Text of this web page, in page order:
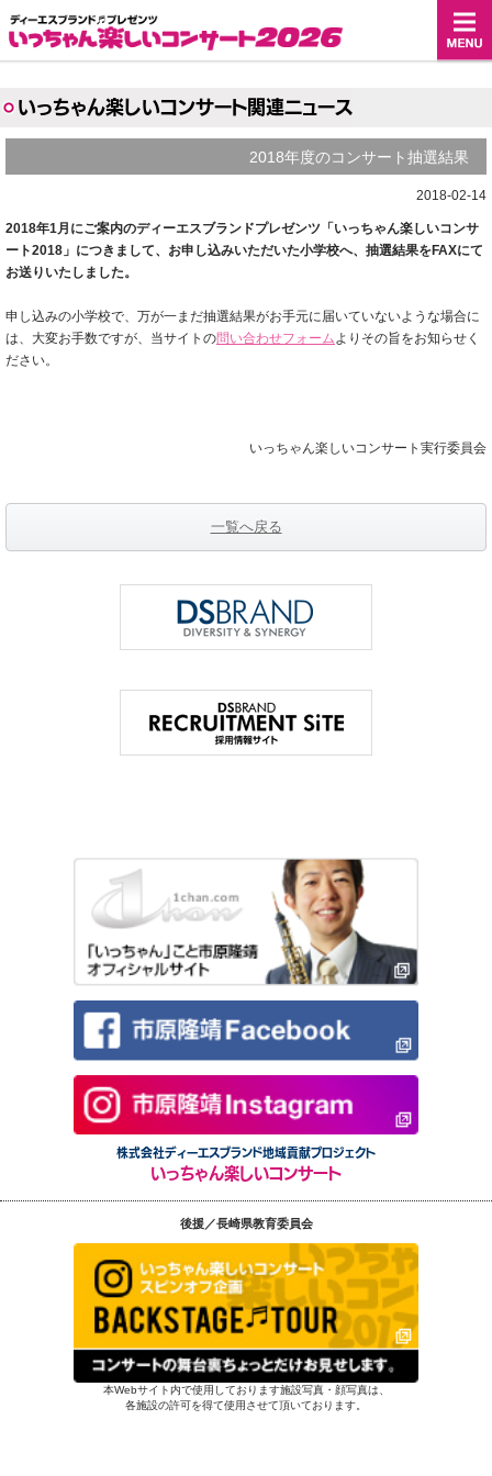
いっちゃん楽しいコンサート関連ニュース
2018年度のコンサート抽選結果（
2018-02-14
2018年1月にご案内のディーエスブランドプレゼンツ「いっちゃん楽しいコンサ
ート2018」につきまして、お申し込みいただいた小学校へ、抽選結果をFAXにて
お送りいたしました。
申し込みの小学校で、万が一まだ抽選結果がお手元に届いていないような場合に
は、大変お手数ですが、当サイトの問い合わせフォームよりその旨をお知らせく
ださい。
いっちゃん楽しいコンサート実行委員会
一覧へ戻る
株式会社ディーエスブランド地域貢献プロジェクト
いっちゃん楽しいコンサート
後援／長崎県教育委員会
本Webサイト内で使用しております施設写真・顔写真は、
各施設の許可を得て使用させて頂いております。